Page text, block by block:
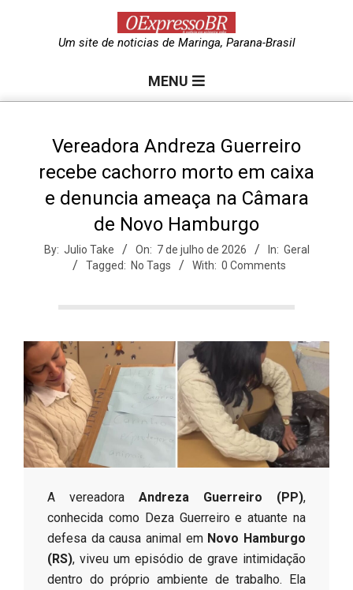
e
s
s
o
B
Um site de noticias de Maringa, Parana-Brasil
MENU
Vereadora Andreza Guerreiro
recebe cachorro morto em caixa
e denuncia ameaça na Câmara
de Novo Hamburgo
By: Julio Take On: 7 de julho de 2026 In: Geral
Tagged: No Tags With: 0 Comments
​A vereadora Andreza Guerreiro (PP),
conhecida como Deza Guerreiro e atuante na
defesa da causa animal em Novo Hamburgo
(RS), viveu um episódio de grave intimidação
dentro do próprio ambiente de trabalho. Ela